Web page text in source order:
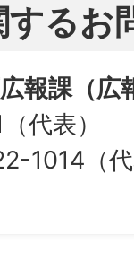
するお
報課（広
代表）
1014（